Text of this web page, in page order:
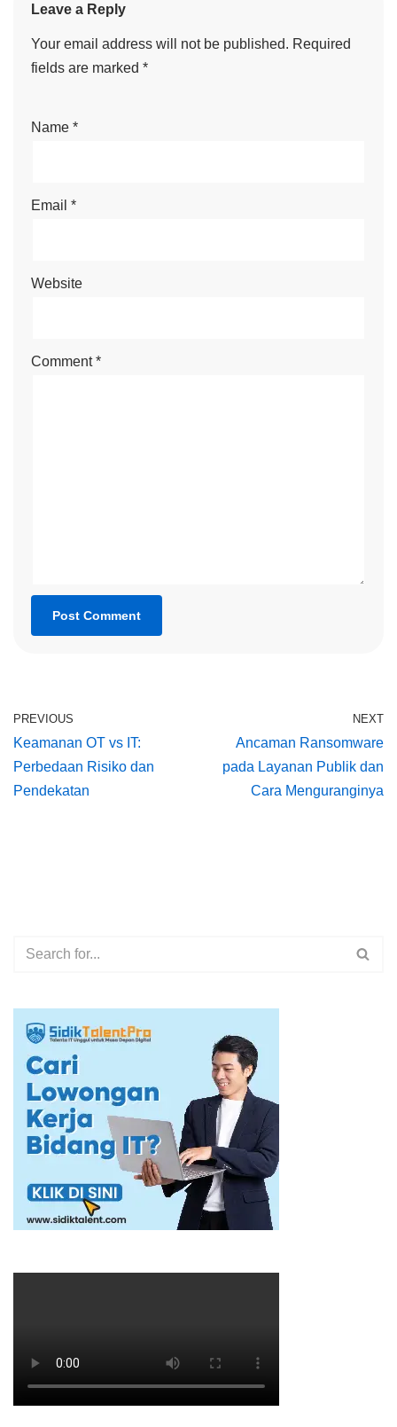
Leave a Reply
Your email address will not be published. Required
fields are marked *
Name *
Email *
Website
Comment*
PREVIOUS
Keamanan OT vs IT:
Perbedaan Risiko dan
Pendekatan
NEXT
Ancaman Ransomware
pada Layanan Publik dan
Cara Menguranginya